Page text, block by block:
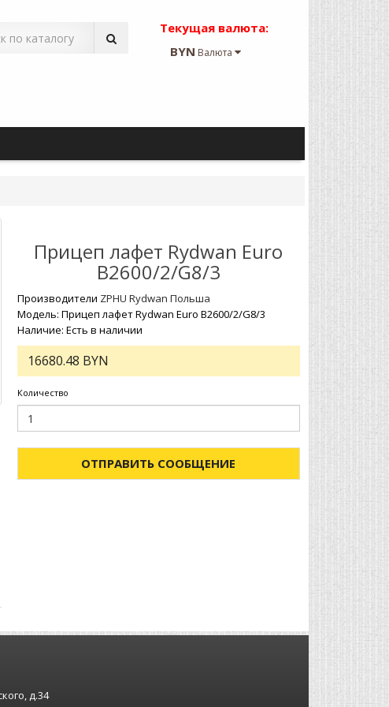
Текущая валюта:
BYN Валюта
Прицеп лафет Rydwan Euro
B2600/2/G8/3
Производители ZPHU Rydwan Польша
Модель: Прицеп лафет Rydwan Euro B2600/2/G8/3
Наличие: Есть в наличии
16680.48 BYN
Количество
ОТПРАВИТЬ СООБЩЕНИЕ
д.34